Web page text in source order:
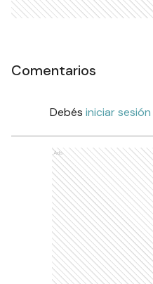
Comentarios
Debés iniciar sesión
Ads